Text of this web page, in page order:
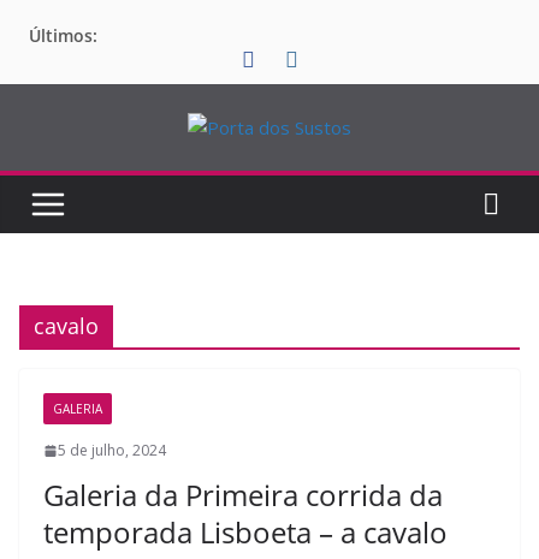
paraÚltimos:
cavalo
GALERIA
5 de julho, 2024
Galeria da Primeira corrida da
temporada Lisboeta – a cavalo